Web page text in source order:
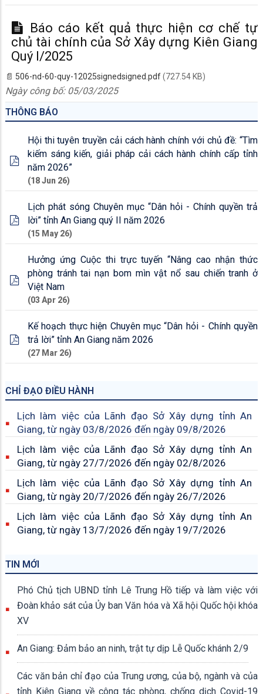
Báo cáo kết quả thực hiện cơ chế tự
chủ tài chính của Sở Xây dựng Kiên Giang
Quý I/2025
506-nd-60-quy-12025signedsigned.pdf(727.54 KB)
Ngày công bố: 05/03/2025
THÔNG BÁO
Hội thi tuyên truyền cải cách hành chính với chủ đề: “Tìm
kiếm sáng kiến, giải pháp cải cách hành chính cấp tỉnh
năm 2026”
(18 Jun 26)
Lịch phát sóng Chuyên mục “Dân hỏi - Chính quyền trả
lời” tỉnh An Giang quý II năm 2026
(15 May 26)
Hưởng ứng Cuộc thi trực tuyến “Nâng cao nhận thức
phòng tránh tai nạn bom mìn vật nổ sau chiến tranh ở
Việt Nam
(03 Apr 26)
Kế hoạch thực hiện Chuyên mục “Dân hỏi - Chính quyền
trả lời” tỉnh An Giang năm 2026
(27 Mar 26)
CHỈ ĐẠO ĐIỀU HÀNH
Lịch làm việc của Lãnh đạo Sở Xây dựng tỉnh An
Giang, từ ngày 03/8/2026 đến ngày 09/8/2026
Lịch làm việc của Lãnh đạo Sở Xây dựng tỉnh An
Giang, từ ngày 27/7/2026 đến ngày 02/8/2026
Lịch làm việc của Lãnh đạo Sở Xây dựng tỉnh An
Giang, từ ngày 20/7/2026 đến ngày 26/7/2026
Lịch làm việc của Lãnh đạo Sở Xây dựng tỉnh An
Giang, từ ngày 13/7/2026 đến ngày 19/7/2026
TIN MỚI
Phó Chủ tịch UBND tỉnh Lê Trung Hồ tiếp và làm việc với
Đoàn khảo sát của Ủy ban Văn hóa và Xã hội Quốc hội khóa
XV
An Giang: Đảm bảo an ninh, trật tự dịp Lễ Quốc khánh 2/9
Các văn bản chỉ đạo của Trung ương, của bộ, ngành và của
tỉnh Kiên Giang về công tác phòng, chống dịch Covid-19